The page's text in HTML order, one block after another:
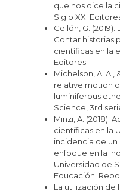
que nos dice la
Siglo XXI
Gellón, G.
Contar historias
científicas en la
Editores.
Michelson, A. A.,
relative motion
luminiferous
Science, 3rd
Minzi, A. (2018).
científicas en la
incidencia de
enfoque en la
Universidad de
Educación.
La utilización de